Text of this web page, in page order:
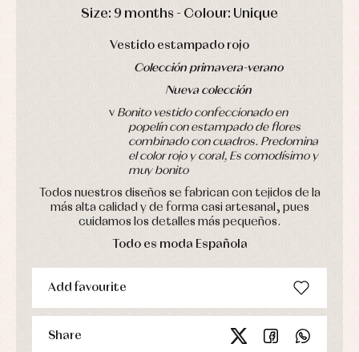
DAYS HOURS MIN SEC
Size: 9 months - Colour: Unique
Vestido estampado rojo
Colección primavera-verano
Nueva colección
v Bonito vestido confeccionado en
popelín con estampado de flores
combinado con cuadros. Predomina
el color rojo y coral, Es comodísimo y
muy bonito
Todos nuestros diseños se fabrican con tejidos de la
más alta calidad y de forma casi artesanal, pues
cuidamos los detalles más pequeños.
Todo es moda Española
Add favourite
Share
Sets
Underwear
Warm